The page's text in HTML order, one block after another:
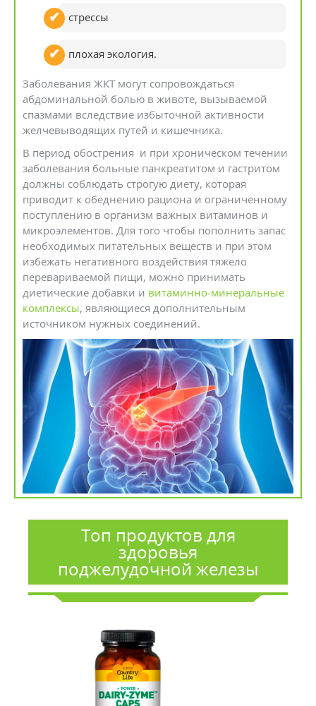
стрессы
плохая экология.
Заболевания ЖКТ могут сопровождаться
абдоминальной болью в животе, вызываемой
спазмами вследствие избыточной активности
желчевыводящих путей и кишечника.
В период обострения и при хроническом течении
заболевания больные панкреатитом и гастритом
должны соблюдать строгую диету, которая
приводит к обеднению рациона и ограниченному
поступлению в организм важных витаминов и
микроэлементов. Для того чтобы пополнить запас
необходимых питательных веществ и при этом
избежать негативного воздействия тяжело
перевариваемой пищи, можно принимать
диетические добавки и витаминно-минеральные
комплексы, являющиеся дополнительным
источником нужных соединений.
Топ продуктов для
здоровья
поджелудочной железы